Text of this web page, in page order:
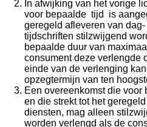
In afwijking van het vorige
voor bepaalde tijd is
geregeld afleveren van
tijdschriften stilzwijgend
bepaalde duur van
consument deze verlengde
einde van de verlenging
opzegtermijn van ten
Een overeenkomst die
en die strekt tot het
diensten, mag alleen
worden verlengd als de